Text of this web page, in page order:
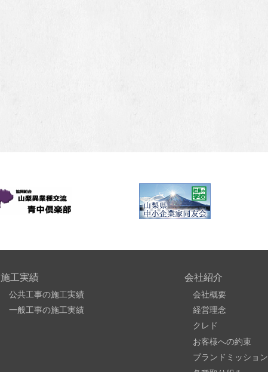
施工実績
公共工事の施工実績
一般工事の施工実績
会社紹介
会社概要
経営理念
クレド
お客様への約束
ブランドミッション